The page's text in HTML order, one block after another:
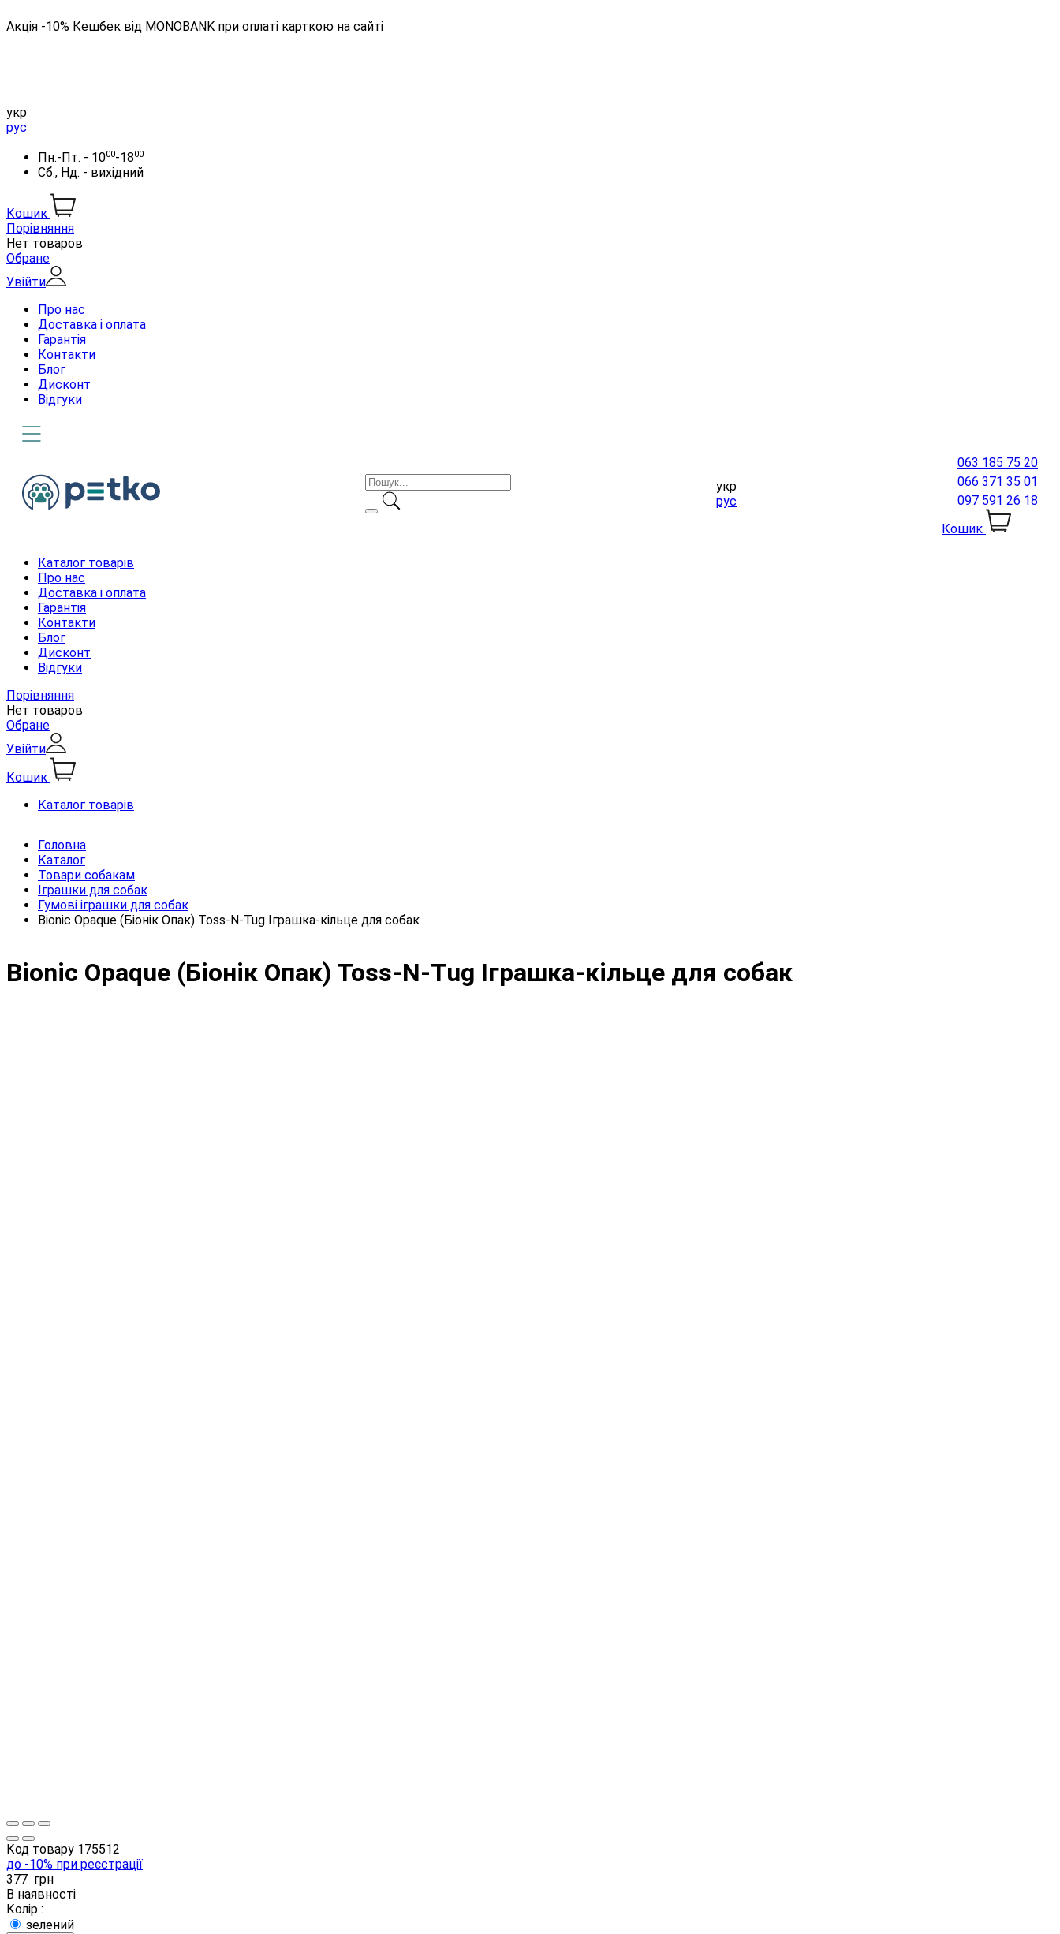
Акція -10% Кешбек від MONOBANK при оплаті карткою на сайті
укр
рус
Пн.-Пт. - 1000-1800
Сб., Нд. - вихідний
Кошик
Порівняння
Нет товаров
Обране
Увійти
Про нас
Доставка і оплата
Гарантія
Контакти
Блог
Дисконт
Відгуки
укр
рус
063 185 75 20
066 371 35 01
097 591 26 18
Кошик
Каталог товарів
Про нас
Доставка і оплата
Гарантія
Контакти
Блог
Дисконт
Відгуки
Порівняння
Нет товаров
Обране
Увійти
Кошик
Каталог товарів
Головна
Каталог
Товари собакам
Іграшки для собак
Гумові іграшки для собак
Bionic Opaque (Біонік Опак) Toss-N-Tug Іграшка-кільце для собак
Bionic Opaque (Біонік Опак) Toss-N-Tug Іграшка-кільце для собак
Код товару 175512
до -10% при реєстрації
377 грн
В наявності
Колір :
зелений